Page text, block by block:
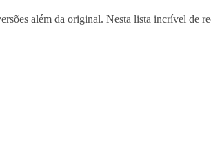
além da original. Nesta lista incrível de